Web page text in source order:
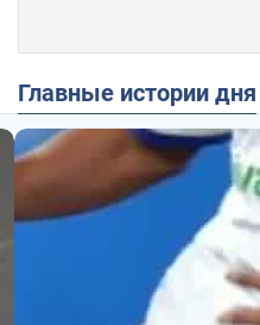
Главные истории дня